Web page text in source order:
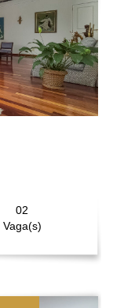
02
Vaga(s)